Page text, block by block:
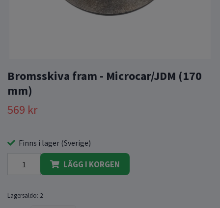
Bromsskiva fram - Microcar/JDM (170
mm)
569 kr
Finns i lager (Sverige)
LÄGG I KORGEN
Lagersaldo: 2